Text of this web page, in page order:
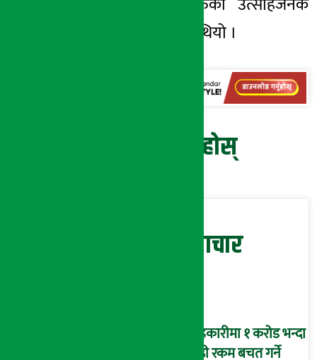
सहभागिता रहेको थियो ।
प्रतिक्रिया दिनुहोस्
सम्बन्धित समाचार
सहकारीमा १ करोड भन्दा
बढी रकम बचत गर्ने